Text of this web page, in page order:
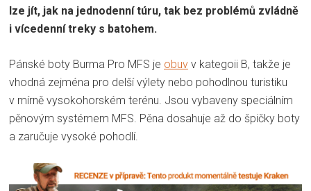
lze jít, jak na jednodenní túru, tak bez problémů zvládně
i vícedenní treky s batohem.
Pánské boty Burma Pro MFS je obuv v kategoii B, takže je
vhodná zejména pro delší výlety nebo pohodlnou turistiku
v mírně vysokohorském terénu. Jsou vybaveny speciálním
pěnovým systémem MFS. Pěna dosahuje až do špičky boty
a zaručuje vysoké pohodlí.